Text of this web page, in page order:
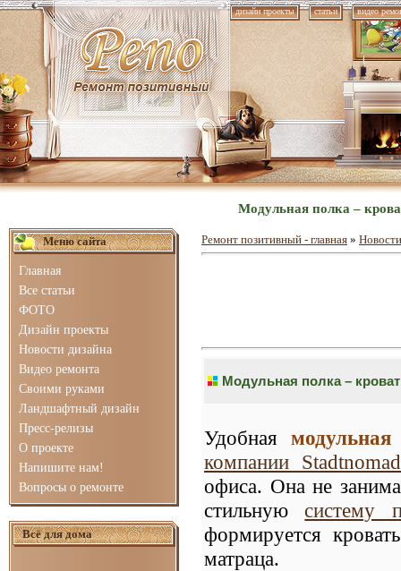
дизайн проекты статьи видео
Модульная полка –
Меню сайта
Главная
Все статьи
ФОТО
Дизайн проекты
Новости дизайна
Видео ремонта
Своими руками
Ландшафтный дизайн
Пресс-релизы
О проекте
Напишите нам!
Вопросы о ремонте
Всё для дома
Ремонт позитивный - главная »
Модульная полка –
Удобная
компании
офиса. Она не
стильнуюсистему
формируется
матраца.